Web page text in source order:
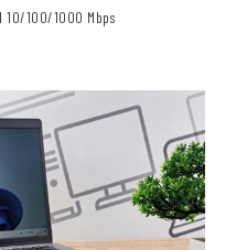
10/100/1000 Mbps